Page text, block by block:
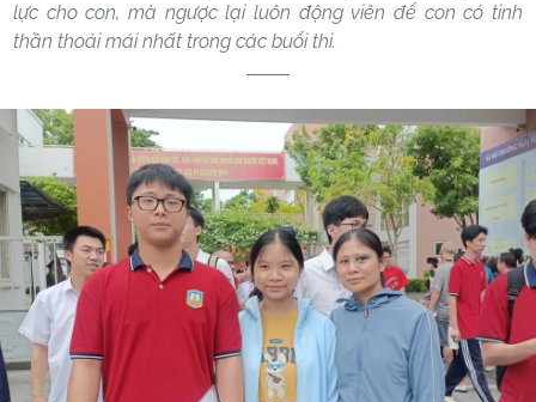
lực cho con, mà ngược lại luôn động viên để con có tinh
thần thoải mái nhất trong các buổi thi.